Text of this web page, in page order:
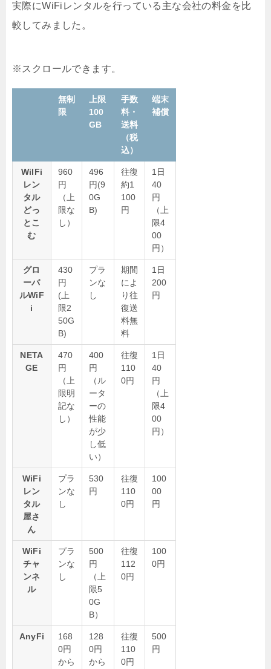
実際にWiFiレンタルを行っている主な会社の料金を比
較してみました。
無制
限
上限
100
GB
手数
料・
送料
（税
込）
端末
補償
WiIFi
レン
タル
どっ
とこ
む
960
円
（上
限な
し）
496
円(9
0G
B)
往復
約1
100
円
1日
40
円
（上
限4
00
円）
グロ
ーバ
ルWiF
i
430
円
(上
限2
50G
B)
プラ
ンな
し
期間
によ
り往
復送
料無
料
1日
200
円
NETA
GE
470
円
（上
限明
記な
し）
400
円
（ル
ータ
ーの
性能
が少
し低
い）
往復
110
0円
1日
40
円
（上
限4
00
円）
WiFi
レン
タル
屋さ
ん
プラ
ンな
し
530
円
往復
110
0円
100
00
円
WiFi
チャ
ンネ
ル
プラ
ンな
し
500
円
（上
限5
0G
B）
往復
112
0円
100
0円
AnyFi
168
0円
から
128
0円
から
往復
110
0円
500
円